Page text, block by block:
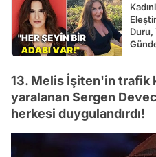
Duru,
13. Melis İşiten'in trafik
yaralanan Sergen
herkesi duygulandırdı!